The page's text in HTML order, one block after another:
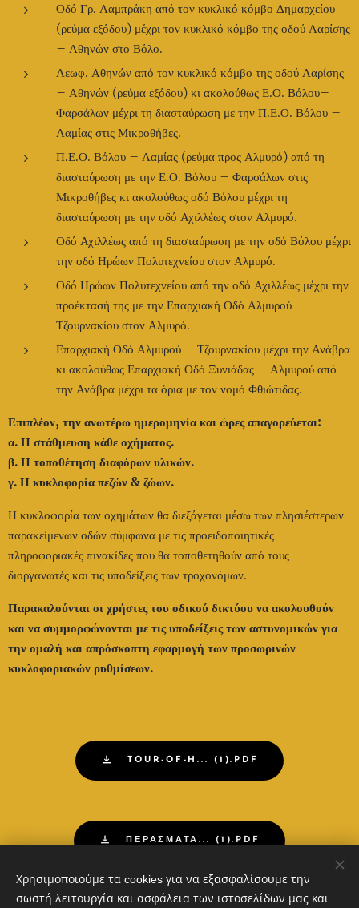
Οδό Γρ. Λαμπράκη από τον κυκλικό κόμβο Δημαρχείου
(ρεύμα εξόδου) μέχρι τον κυκλικό κόμβο της οδού Λαρίσης
– Αθηνών στο Βόλο.
Λεωφ. Αθηνών από τον κυκλικό κόμβο της οδού Λαρίσης
– Αθηνών (ρεύμα εξόδου) κι ακολούθως Ε.Ο. Βόλου–
Φαρσάλων μέχρι τη διασταύρωση με την Π.Ε.Ο. Βόλου –
Λαμίας στις Μικροθήβες.
Π.Ε.Ο. Βόλου – Λαμίας (ρεύμα προς Αλμυρό) από τη
διασταύρωση με την Ε.Ο. Βόλου – Φαρσάλων στις
Μικροθήβες κι ακολούθως οδό Βόλου μέχρι τη
διασταύρωση με την οδό Αχιλλέως στον Αλμυρό.
Οδό Αχιλλέως από τη διασταύρωση με την οδό Βόλου μέχρι
την οδό Ηρώων Πολυτεχνείου στον Αλμυρό.
Οδό Ηρώων Πολυτεχνείου από την οδό Αχιλλέως μέχρι την
προέκτασή της με την Επαρχιακή Οδό Αλμυρού –
Τζουρνακίου στον Αλμυρό.
Επαρχιακή Οδό Αλμυρού – Τζουρνακίου μέχρι την Ανάβρα
κι ακολούθως Επαρχιακή Οδό Ξυνιάδας – Αλμυρού από
την Ανάβρα μέχρι τα όρια με τον νομό Φθιώτιδας.
Επιπλέον, την ανωτέρω ημερομηνία και ώρες απαγορεύεται:
α. Η στάθμευση κάθε οχήματος.
β. Η τοποθέτηση διαφόρων υλικών.
γ. Η κυκλοφορία πεζών & ζώων.
Η κυκλοφορία των οχημάτων θα διεξάγεται μέσω των πλησιέστερων
παρακείμενων οδών σύμφωνα με τις προειδοποιητικές –
πληροφοριακές πινακίδες που θα τοποθετηθούν από τους
διοργανωτές και τις υποδείξεις των τροχονόμων.
Παρακαλούνται οι χρήστες του οδικού δικτύου να ακολουθούν
και να συμμορφώνονται με τις υποδείξεις των αστυνομικών για
την ομαλή και απρόσκοπτη εφαρμογή των προσωρινών
κυκλοφοριακών ρυθμίσεων.
TOUR-OF-H... (1).PDF
ΠΕΡΑΣΜΑΤΑ... (1).PDF
Share
Χρησιμοποιούμε τα cookies για να εξασφαλίσουμε την
σωστή λειτουργία και ασφάλεια των ιστοσελίδων μας και